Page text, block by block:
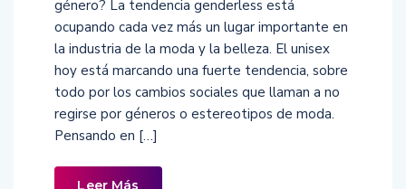
género? La tendencia genderless está
ocupando cada vez más un lugar importante en
la industria de la moda y la belleza. El unisex
hoy está marcando una fuerte tendencia, sobre
todo por los cambios sociales que llaman a no
regirse por géneros o estereotipos de moda.
Pensando en […]
Leer Más